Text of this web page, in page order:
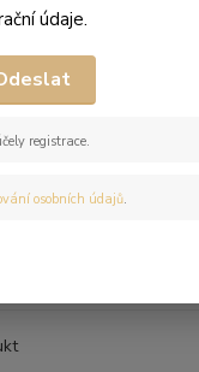
+420
(Po-Pá, 9-
údaje.
registrace.
osobních údajů.